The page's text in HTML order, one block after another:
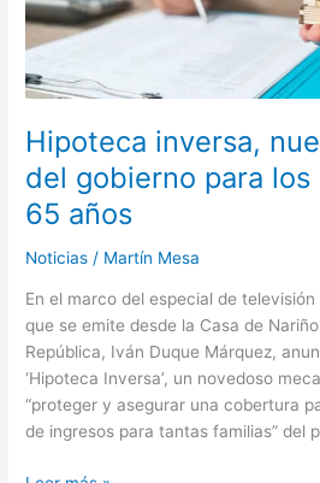
Hipoteca inversa,
del gobierno para los
65 años
Noticias / Martín Mesa
En el marco del especial de televisión
que se emite desde la Casa de
República, Iván Duque Márquez,
‘Hipoteca Inversa’, un novedoso
“proteger y asegurar una cobertura
de ingresos para tantas familias” del
para
de
años